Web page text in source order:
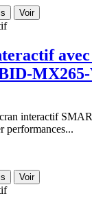
Voir
interactif
performances...
Voir